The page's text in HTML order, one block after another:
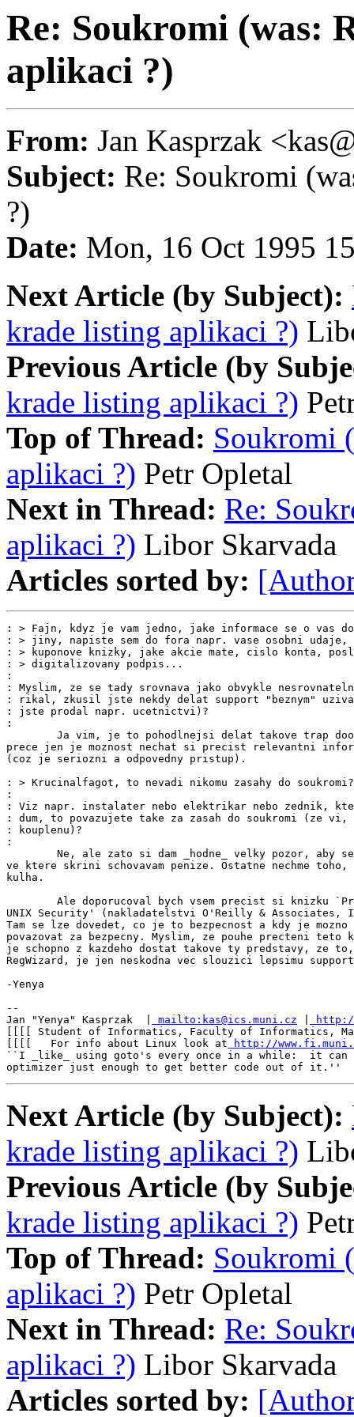
Re: Soukromi (was:
aplikaci ?)
From: Jan Kasprzak
Subject: Re: Soukromi
?)
Date: Mon, 16 Oct 1995
Next Article (by Subject):
krade listing aplikaci ?)
Previous Article (by
krade listing aplikaci ?)
Top of Thread: Soukromi
aplikaci ?) Petr Opletal
Next in Thread: Re:
aplikaci ?) Libor Skarvada
Articles sorted by:
: > Fajn, kdyz je vam jedno, jake informace se o vas
: > jiny, napiste sem do fora napr. vase osobni
: > kuponove knizky, jake akcie mate, cislo konta,
: > digitalizovany podpis...
:
: Myslim, ze se tady srovnava jako obvykle
: rikal, zkusil jste nekdy delat support "beznym"
: jste prodal napr. ucetnictvi)?
:
Ja vim, je to pohodlnejsi delat takove trap
prece jen je moznost nechat si precist relevantni
(coz je seriozni a odpovedny pristup).
: > Krucinalfagot, to nevadi nikomu zasahy do
:
: Viz napr. instalater nebo elektrikar nebo zednik,
: dum, to povazujete take za zasah do soukromi (ze vi,
: kouplenu)?
:
Ne, ale zato si dam _hodne_ velky pozor, aby
ve ktere skrini schovavam penize. Ostatne nechme
kulha.
Ale doporucoval bych vsem precist si knizku
UNIX Security' (nakladatelstvi O'Reilly & Associates,
Tam se lze dovedet, co je to bezpecnost a kdy je mozno
povazovat za bezpecny. Myslim, ze pouhe precteni teto
je schopno z kazdeho dostat takove ty predstavy, ze
RegWizard, je jen neskodna vec slouzici lepsimu
-Yenya
--
Jan "Yenya" Kasprzak  |
mailto:kas@ics.muni.cz
[[[[ Student of Informatics, Faculty of Informatics,
[[[[   For info about Linux look at http://
``I _like_ using goto's every once in a while:  it can
optimizer just enough to get better code out of it.''
Next Article (by Subject):
krade listing aplikaci ?)
Previous Article (by
krade listing aplikaci ?)
Top of Thread: Soukromi
aplikaci ?) Petr Opletal
Next in Thread: Re:
aplikaci ?) Libor Skarvada
Articles sorted by: